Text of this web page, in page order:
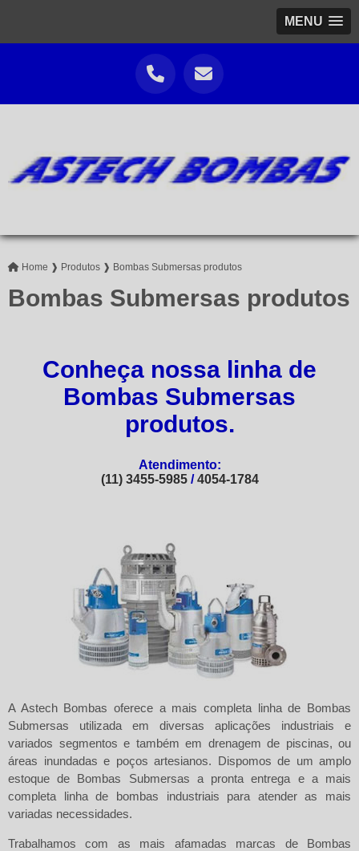
MENU
Home ❱ Produtos ❱ Bombas Submersas produtos
Bombas Submersas produtos
Conheça nossa linha de
Bombas Submersas
produtos.
Atendimento:
(11) 3455-5985/4054-1784
A Astech Bombas oferece a mais completa linha de Bombas
Submersas utilizada em diversas aplicações industriais e
variados segmentos e também em drenagem de piscinas, ou
áreas inundadas e poços artesianos. Dispomos de um amplo
estoque de Bombas Submersas a pronta entrega e a mais
completa linha de bombas industriais para atender as mais
variadas necessidades.
Trabalhamos com as mais afamadas marcas de Bombas